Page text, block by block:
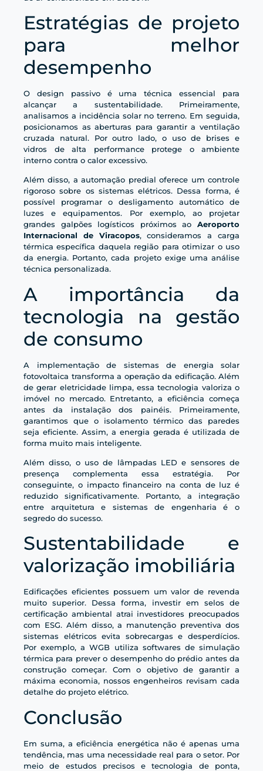
Estratégias de projeto
para melhor
desempenho
O design passivo é uma técnica essencial para
alcançar a sustentabilidade. Primeiramente,
analisamos a incidência solar no terreno. Em seguida,
posicionamos as aberturas para garantir a ventilação
cruzada natural. Por outro lado, o uso de brises e
vidros de alta performance protege o ambiente
interno contra o calor excessivo.
Além disso, a automação predial oferece um controle
rigoroso sobre os sistemas elétricos. Dessa forma, é
possível programar o desligamento automático de
luzes e equipamentos. Por exemplo, ao projetar
grandes galpões logísticos próximos ao Aeroporto
Internacional de Viracopos, consideramos a carga
térmica específica daquela região para otimizar o uso
da energia. Portanto, cada projeto exige uma análise
técnica personalizada.
A importância da
tecnologia na gestão
de consumo
A implementação de sistemas de energia solar
fotovoltaica transforma a operação da edificação. Além
de gerar eletricidade limpa, essa tecnologia valoriza o
imóvel no mercado. Entretanto, a eficiência começa
antes da instalação dos painéis. Primeiramente,
garantimos que o isolamento térmico das paredes
seja eficiente. Assim, a energia gerada é utilizada de
forma muito mais inteligente.
Além disso, o uso de lâmpadas LED e sensores de
presença complementa essa estratégia. Por
conseguinte, o impacto financeiro na conta de luz é
reduzido significativamente. Portanto, a integração
entre arquitetura e sistemas de engenharia é o
segredo do sucesso.
Sustentabilidade e
valorização imobiliária
Edificações eficientes possuem um valor de revenda
muito superior. Dessa forma, investir em selos de
certificação ambiental atrai investidores preocupados
com ESG. Além disso, a manutenção preventiva dos
sistemas elétricos evita sobrecargas e desperdícios.
Por exemplo, a WGB utiliza softwares de simulação
térmica para prever o desempenho do prédio antes da
construção começar. Com o objetivo de garantir a
máxima economia, nossos engenheiros revisam cada
detalhe do projeto elétrico.
Conclusão
Em suma, a eficiência energética não é apenas uma
tendência, mas uma necessidade real para o setor. Por
meio de estudos precisos e tecnologia de ponta,